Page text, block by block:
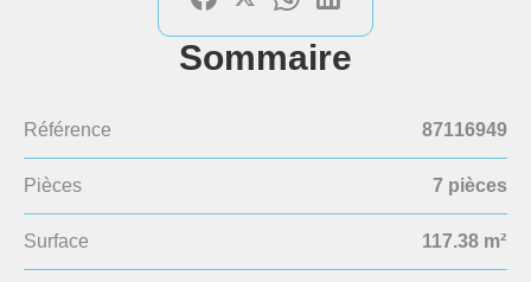
Sommaire
Référence 87116949
Pièces 7 pièces
Surface 117.38 m²